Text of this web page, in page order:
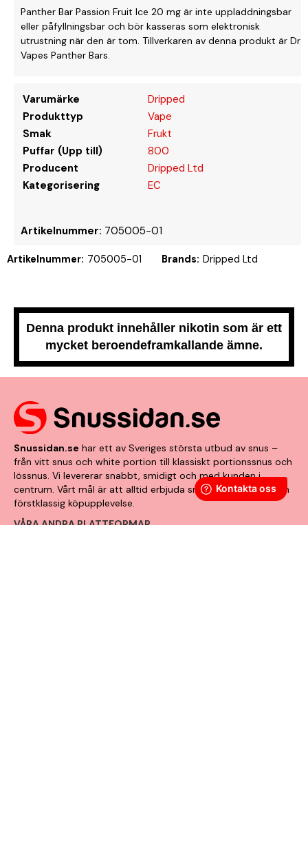
Panther Bar Passion Fruit Ice 20 mg är inte uppladdningsbar
eller påfyllningsbar och bör kasseras som elektronisk
utrustning när den är tom. Tillverkaren av denna produkt är Dr
Vapes Panther Bars.
Varumärke
Dripped
Produkttyp
Vape
Smak
Frukt
Puffar (Upp till)
800
Producent
Dripped Ltd
Kategorisering
EC
Artikelnummer: 705005-01
Artikelnummer: 705005-01 Brands: Dripped Ltd
Denna produkt innehåller nikotin som är ett
mycket beroendeframkallande ämne.
Snussidan.se har ett av Sveriges största utbud av snus –
från vitt snus och white portion till klassiskt portionssnus och
lössnus. Vi levererar snabbt, smidigt och med kunden i
centrum. Vårt mål är att alltid erbjuda snabb leverans och en
förstklassig köpupplevelse.
VÅRA ANDRA PLATTFORMAR